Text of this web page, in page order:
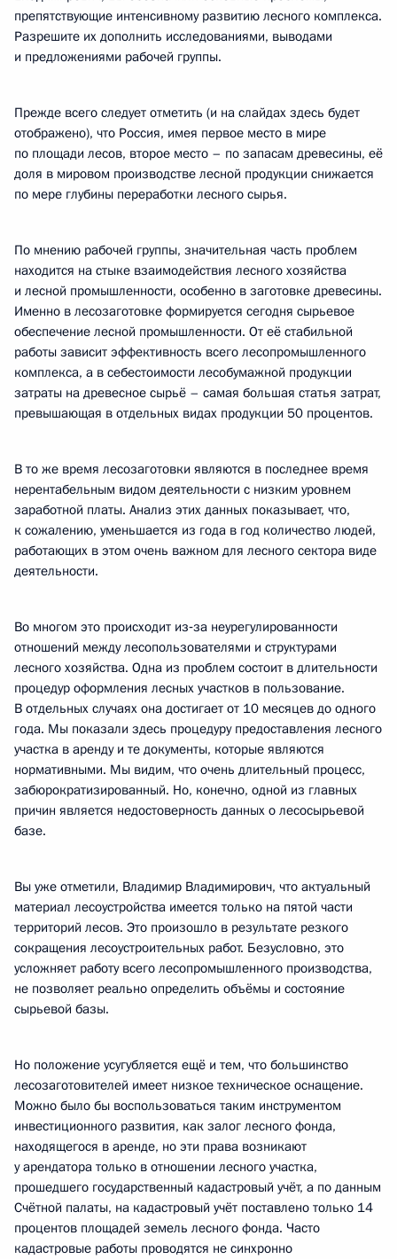
препятствующие интенсивному развитию лесного комплекса.
Разрешите их дополнить исследованиями, выводами
и предложениями рабочей группы.
Прежде всего следует отметить (и на слайдах здесь будет
отображено), что Россия, имея первое место в мире
по площади лесов, второе место – по запасам древесины, её
доля в мировом производстве лесной продукции снижается
по мере глубины переработки лесного сырья.
По мнению рабочей группы, значительная часть проблем
находится на стыке взаимодействия лесного хозяйства
и лесной промышленности, особенно в заготовке древесины.
Именно в лесозаготовке формируется сегодня сырьевое
обеспечение лесной промышленности. От её стабильной
работы зависит эффективность всего лесопромышленного
комплекса, а в себестоимости лесобумажной продукции
затраты на древесное сырьё – самая большая статья затрат,
превышающая в отдельных видах продукции 50 процентов.
В то же время лесозаготовки являются в последнее время
нерентабельным видом деятельности с низким уровнем
заработной платы. Анализ этих данных показывает, что,
к сожалению, уменьшается из года в год количество людей,
работающих в этом очень важном для лесного сектора виде
деятельности.
Во многом это происходит из‑за неурегулированности
отношений между лесопользователями и структурами
лесного хозяйства. Одна из проблем состоит в длительности
процедур оформления лесных участков в пользование.
В отдельных случаях она достигает от 10 месяцев до одного
года. Мы показали здесь процедуру предоставления лесного
участка в аренду и те документы, которые являются
нормативными. Мы видим, что очень длительный процесс,
забюрократизированный. Но, конечно, одной из главных
причин является недостоверность данных о лесосырьевой
базе.
Вы уже отметили, Владимир Владимирович, что актуальный
материал лесоустройства имеется только на пятой части
территорий лесов. Это произошло в результате резкого
сокращения лесоустроительных работ. Безусловно, это
усложняет работу всего лесопромышленного производства,
не позволяет реально определить объёмы и состояние
сырьевой базы.
Но положение усугубляется ещё и тем, что большинство
лесозаготовителей имеет низкое техническое оснащение.
Можно было бы воспользоваться таким инструментом
инвестиционного развития, как залог лесного фонда,
находящегося в аренде, но эти права возникают
у арендатора только в отношении лесного участка,
прошедшего государственный кадастровый учёт, а по данным
Счётной палаты, на кадастровый учёт поставлено только 14
процентов площадей земель лесного фонда. Часто
кадастровые работы проводятся не синхронно